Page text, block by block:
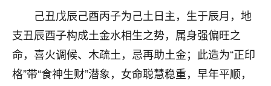
己丑戊辰己酉丙子为己土日主，生于辰月，地
支丑辰酉子构成土金水相生之势，属身强偏旺之
命，喜火调候、木疏土，忌再助土金；此造为“正印
格”带“食神生财”潜象，女命聪慧稳重，早年平顺，
Jessica李
老师做不做超度法事？我想给我奶奶做超度，她今年
刚去世了。
七零老顽童：我母亲前年离世，刚开始我经常